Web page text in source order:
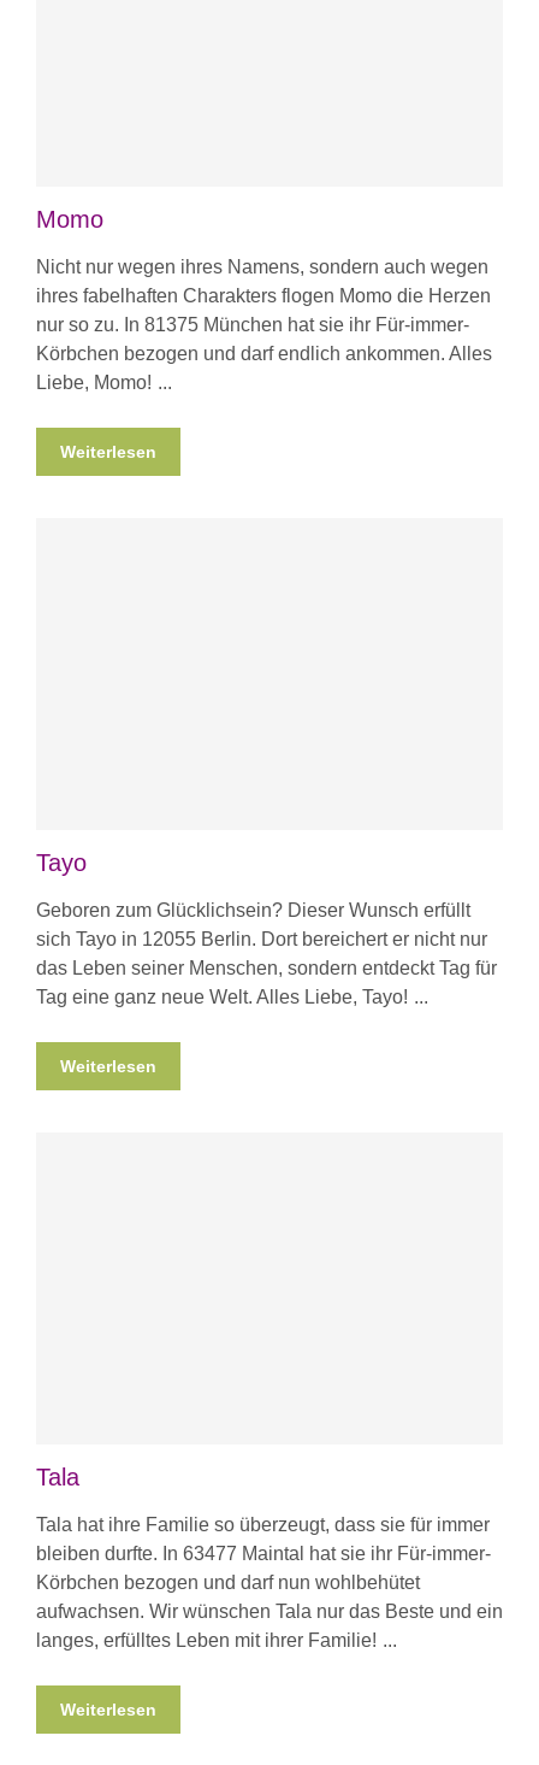
Momo
Nicht nur wegen ihres Namens, sondern auch wegen
ihres fabelhaften Charakters flogen Momo die Herzen
nur so zu. In 81375 München hat sie ihr Für-immer-
Körbchen bezogen und darf endlich ankommen. Alles
Liebe, Momo!
Weiterlesen
Tayo
Geboren zum Glücklichsein? Dieser Wunsch erfüllt
sich Tayo in 12055 Berlin. Dort bereichert er nicht nur
das Leben seiner Menschen, sondern entdeckt Tag für
Tag eine ganz neue Welt. Alles Liebe, Tayo!
Weiterlesen
Tala
Tala hat ihre Familie so überzeugt, dass sie für immer
bleiben durfte. In 63477 Maintal hat sie ihr Für-immer-
Körbchen bezogen und darf nun wohlbehütet
aufwachsen. Wir wünschen Tala nur das Beste und ein
langes, erfülltes Leben mit ihrer Familie!
Weiterlesen